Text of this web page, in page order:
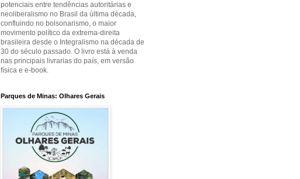
potenciais entre tendências autoritárias e
neoliberalismo no Brasil da última década,
confluindo no bolsonarismo, o maior
movimento político da extrema-direita
brasileira desde o Integralismo na década de
30 do século passado. O livro está à venda
nas principais livrarias do país, em versão
física e e-book.
Parques de Minas: Olhares Gerais